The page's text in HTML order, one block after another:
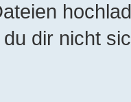
dir nicht